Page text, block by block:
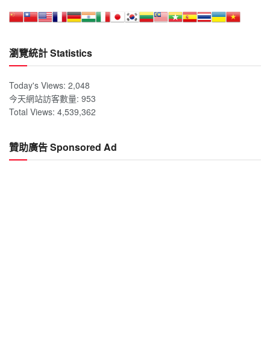
瀏覽統計 Statistics
Today's Views: 2,048
今天網站訪客數量: 953
Total Views: 4,539,362
贊助廣告 Sponsored Ad